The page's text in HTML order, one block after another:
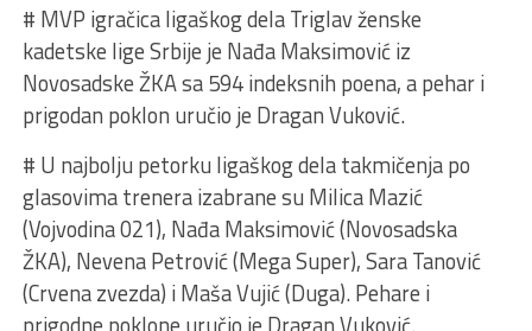
# MVP igračica ligaškog dela Triglav ženske
kadetske lige Srbije je Nađa Maksimović iz
Novosadske ŽKA sa 594 indeksnih poena, a pehar i
prigodan poklon uručio je Dragan Vuković.
# U najbolju petorku ligaškog dela takmičenja po
glasovima trenera izabrane su Milica Mazić
(Vojvodina 021), Nađa Maksimović (Novosadska
ŽKA), Nevena Petrović (Mega Super), Sara Tanović
(Crvena zvezda) i Maša Vujić (Duga). Pehare i